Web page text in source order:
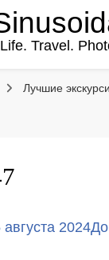
Life. Travel.
Лучшие
августа 2024